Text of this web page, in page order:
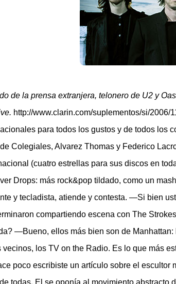
escucharon”, tira Carca en el living de
en 3 frases: Rock setentoso + funk...
de la prensa extranjera, telonero de U2 y
http://www.clarin.com/suplementos/si/2006/
para todos los gustos y de todos los
Colegiales, Alvarez Thomas y Federico
(cuatro estrellas para sus discos en
Drops: más rock&pop tildado, como un
y tecladista, atiende y contesta. —Si bien
compartiendo escena con The
—Bueno, ellos más bien son de
vecinos, los TV on the Radio. Es lo que más
poco escribiste un artículo sobre el
todas. El se oponía al movimiento abstracto